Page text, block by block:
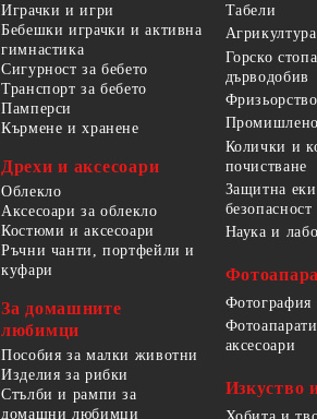
Играчки и игри
Бебешки играчки и активна
гимнастика
Сигурност за бебето
Транспорт за бебето
Памперси
Кърмене и хранене
Дрехи и аксесоари
Облекло
Аксесоари за облекло
Костюми и аксесоари
Ръчни чанти, портфейли и
куфари
За домашните
любимци
Пособия за малки животни
Изделия за рибки
Стълби и рампи за
домашни любимци
Табели
Агрикултура
Горско
дърводобив
Колички и
почистване
Защитна
Наука и
Фотография
аксесоари
Изкуство